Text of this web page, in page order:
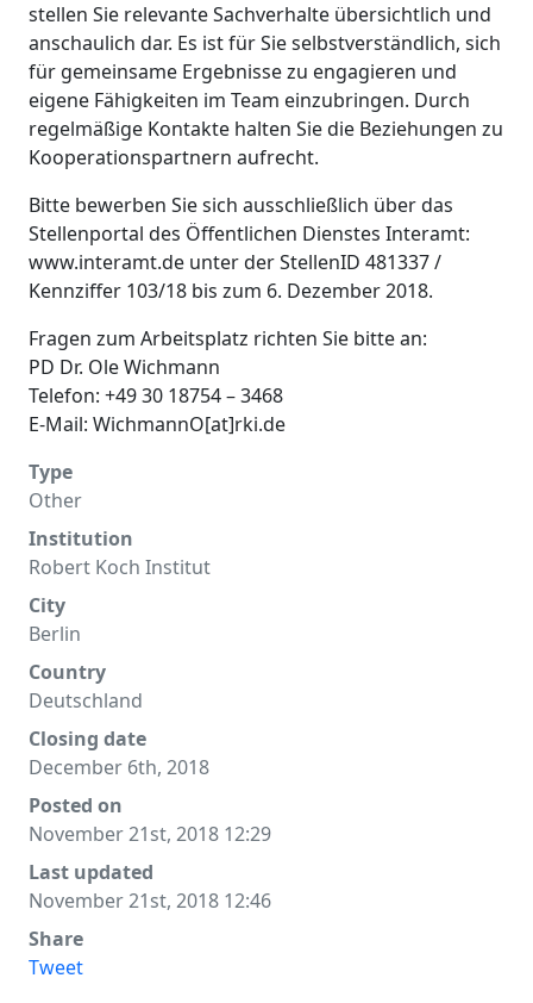
stellen Sie relevante Sachverhalte übersichtlich und
anschaulich dar. Es ist für Sie selbstverständlich, sich
für gemeinsame Ergebnisse zu engagieren und
eigene Fähigkeiten im Team einzubringen. Durch
regelmäßige Kontakte halten Sie die Beziehungen zu
Kooperationspartnern aufrecht.
Bitte bewerben Sie sich ausschließlich über das
Stellenportal des Öffentlichen Dienstes Interamt:
www.interamt.de unter der StellenID 481337 /
Kennziffer 103/18 bis zum 6. Dezember 2018.
Fragen zum Arbeitsplatz richten Sie bitte an:
PD Dr. Ole Wichmann
Telefon: +49 30 18754 – 3468
E-Mail: WichmannO[at]rki.de
Type
Other
Institution
Robert Koch Institut
City
Berlin
Country
Deutschland
Closing date
December 6th, 2018
Posted on
November 21st, 2018 12:29
Last updated
November 21st, 2018 12:46
Share
Tweet